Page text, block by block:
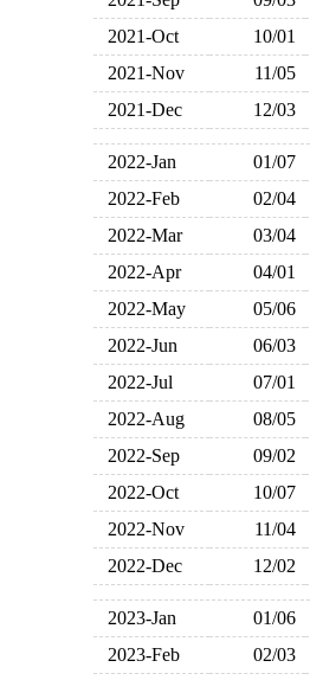
2021-Oct
10/01
2021-Nov
11/05
2021-Dec
12/03
2022-Jan 01/07
2022-Feb
02/04
2022-Mar
03/04
2022-Apr
04/01
2022-May
05/06
2022-Jun
06/03
2022-Jul
07/01
2022-Aug
08/05
2022-Sep
09/02
2022-Oct
10/07
2022-Nov
11/04
2022-Dec
12/02
2023-Jan 01/06
2023-Feb
02/03